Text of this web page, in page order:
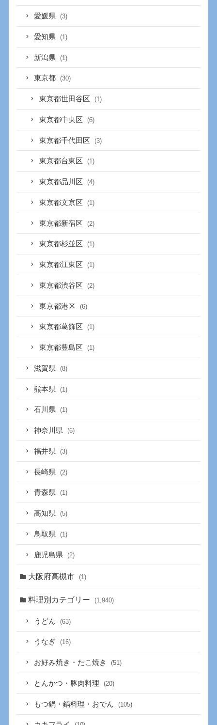
愛媛県 (3)
愛知県 (1)
新潟県 (1)
東京都 (30)
東京都世田谷区 (1)
東京都中央区 (6)
東京都千代田区 (3)
東京都台東区 (1)
東京都品川区 (4)
東京都文京区 (1)
東京都新宿区 (2)
東京都杉並区 (1)
東京都江東区 (1)
東京都渋谷区 (2)
東京都港区 (6)
東京都葛飾区 (1)
東京都豊島区 (1)
滋賀県 (8)
熊本県 (1)
石川県 (1)
神奈川県 (6)
福井県 (3)
長崎県 (2)
青森県 (1)
高知県 (5)
鳥取県 (1)
鹿児島県 (2)
大阪府高槻市 (1)
料理別カテゴリー (1,940)
うどん (63)
うなぎ (16)
お好み焼き・たこ焼き (51)
とんかつ・豚肉料理 (20)
もつ鍋・鍋料理・おでん (105)